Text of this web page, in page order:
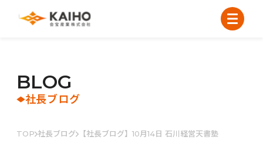
BLOG
社長ブログ
TOP 社長ブログ 【社長ブログ】10月14日 石川経営天書塾